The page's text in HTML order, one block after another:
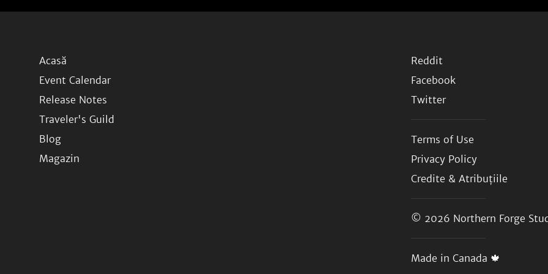
Acasă
Event Calendar
Release Notes
Traveler's Guild
Blog
Magazin
Reddit
Facebook
Twitter
Terms of Use
Privacy Policy
Credite & Atribuțiile
© 2026 Northern Forge
Made in Canada 🍁